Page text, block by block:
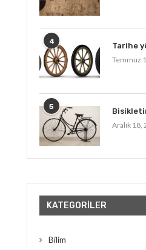
4
Tarihe
Temmuz
5
Aralık 18,
KATEGORILER
Bilim